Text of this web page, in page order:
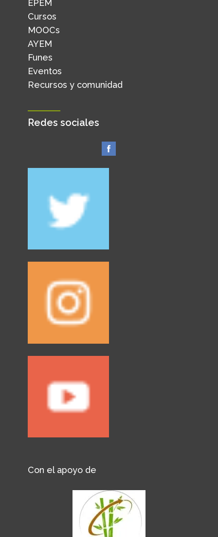
EPEM
Cursos
MOOCs
AYEM
Funes
Eventos
Recursos y comunidad
Redes sociales
Con el apoyo de